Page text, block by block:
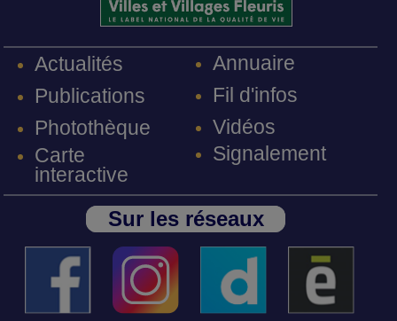
Actualités
Publications
Photothèque
Carte
interactive
Annuaire
Fil d'infos
Vidéos
Signalement
Sur les réseaux